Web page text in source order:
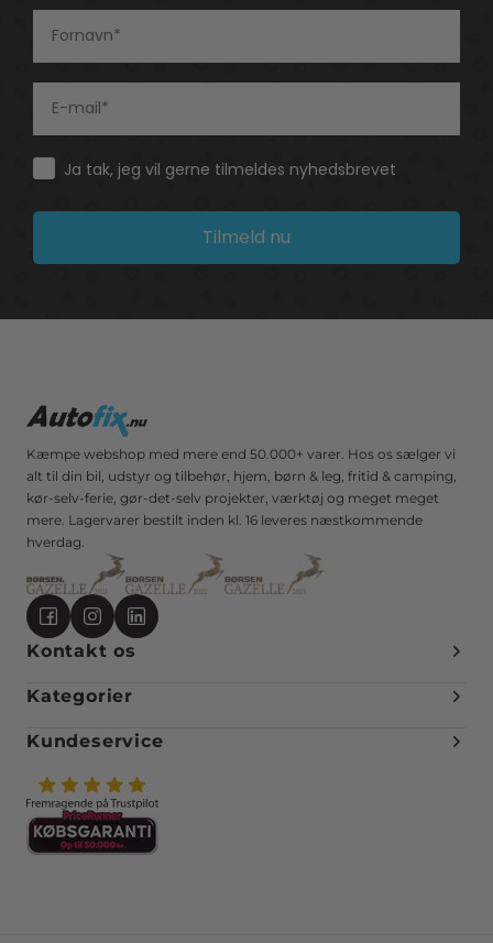
Consent
Ja tak, jeg vil gerne tilmeldes nyhedsbrevet
Tilmeld nu
Kæmpe webshop med mere end 50.000+ varer. Hos os sælger vi
alt til din bil, udstyr og tilbehør, hjem, børn & leg, fritid & camping,
kør-selv-ferie, gør-det-selv projekter, værktøj og meget meget
mere. Lagervarer bestilt inden kl. 16 leveres næstkommende
hverdag.
Kontakt os
Kategorier
Kundeservice